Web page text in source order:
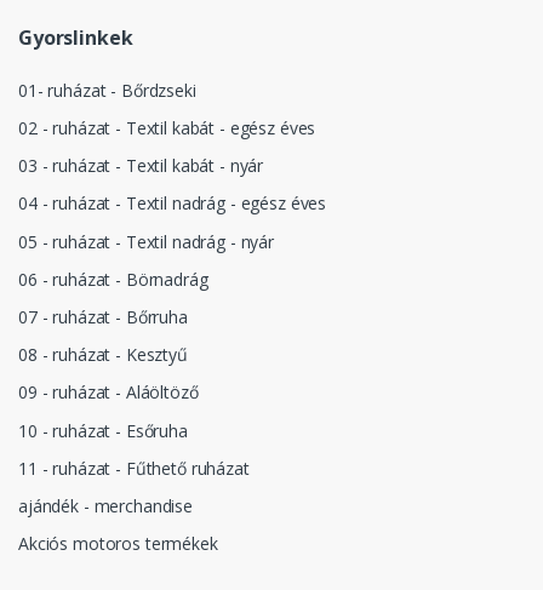
Gyorslinkek
01- ruházat - Bőrdzseki
02 - ruházat - Textil kabát - egész éves
03 - ruházat - Textil kabát - nyár
04 - ruházat - Textil nadrág - egész éves
05 - ruházat - Textil nadrág - nyár
06 - ruházat - Börnadrág
07 - ruházat - Bőrruha
08 - ruházat - Kesztyű
09 - ruházat - Aláöltöző
10 - ruházat - Esőruha
11 - ruházat - Fűthető ruházat
ajándék - merchandise
Akciós motoros termékek